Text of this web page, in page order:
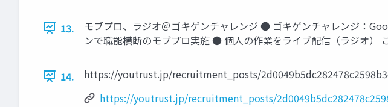
13.
モブプロ、ラジオ＠ゴキゲンチャレンジ ● ゴキゲンチャレンジ：
ンで職能横断のモブプロ実施 ● 個人の作業をライブ配信（ラジオ）
14.
https://youtrust.jp/recruitment_posts/
https://youtrust.jp/recruitment_posts/